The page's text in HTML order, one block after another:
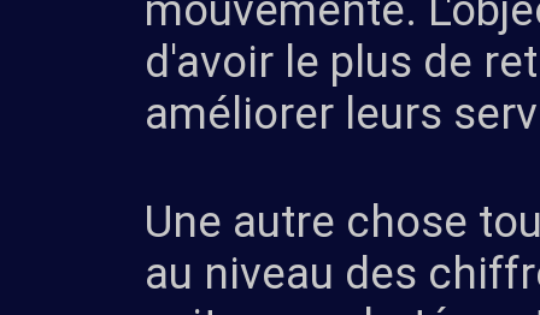
d'avoir le plus de
améliorer leurs
Une autre chose
au niveau des